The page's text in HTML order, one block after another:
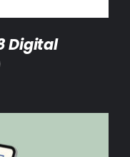
Digital